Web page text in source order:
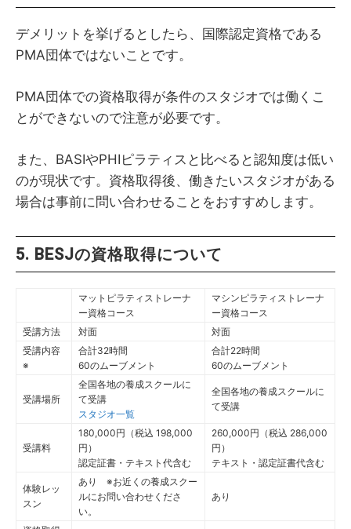
デメリットを挙げるとしたら、国際認定資格である
PMA団体ではないことです。
PMA団体での資格取得が条件のスタジオでは働くこ
とができないので注意が必要です。
また、BASIやPHIピラティスと比べると認知度は低い
のが現状です。資格取得後、働きたいスタジオがある
場合は事前に問い合わせることをおすすめします。
5. BESJの資格取得について
マットピラティストレーナ
ー資格コース
マシンピラティストレーナ
ー資格コース
受講方法
対面
対面
受講内容
※
合計32時間
60のムーブメント
合計22時間
60のムーブメント
受講場所
全国各地の養成スクールに
て受講
スタジオ一覧
全国各地の養成スクールに
て受講
受講料
180,000円（税込 198,000
円）
認定証書・テキスト代含む
260,000円（税込 286,000
円）
テキスト・認定証書代含む
体験レッ
スン
あり ※お近くの養成スクー
ルにお問い合わせくださ
い。
あり